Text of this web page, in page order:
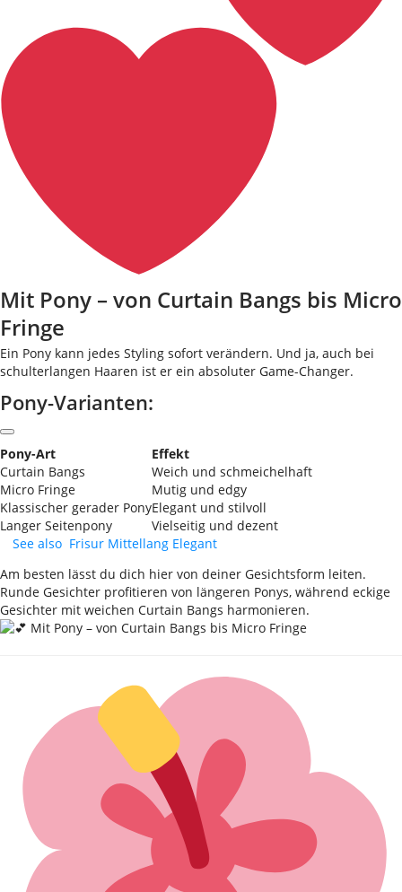
Mit Pony – von Curtain Bangs bis Micro
Fringe
Ein Pony kann jedes Styling sofort verändern. Und ja, auch bei
schulterlangen Haaren ist er ein absoluter Game-Changer.
Pony-Varianten:
Pony-Art
Effekt
Curtain Bangs
Weich und schmeichelhaft
Micro Fringe
Mutig und edgy
Klassischer gerader PonyElegant und stilvoll
Langer Seitenpony
Vielseitig und dezent
See also Frisur Mittellang Elegant
Am besten lässt du dich hier von deiner Gesichtsform leiten.
Runde Gesichter profitieren von längeren Ponys, während eckige
Gesichter mit weichen Curtain Bangs harmonieren.